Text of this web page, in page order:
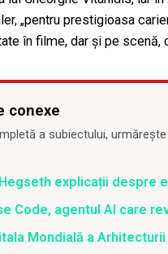
„pentru prestigioasa
în filme, dar şi pe
conexe
a subiectului,
explicații despre
Code, agentul AI care
Mondială a Arhitecturii